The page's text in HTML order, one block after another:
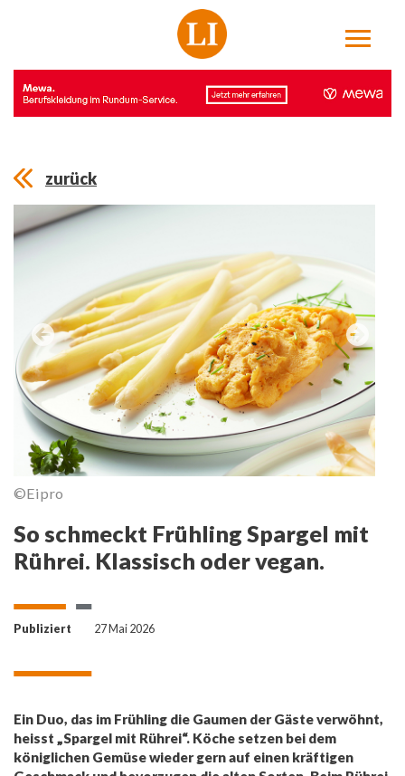
zurück
©Eipro
So schmeckt Frühling Spargel mit
Rührei. Klassisch oder vegan.
Publiziert 27 Mai 2026
Ein Duo, das im Frühling die Gaumen der Gäste verwöhnt,
heisst „Spargel mit Rührei“. Köche setzen bei dem
königlichen Gemüse wieder gern auf einen kräftigen